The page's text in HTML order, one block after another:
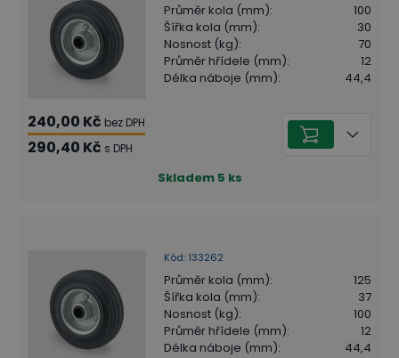
Průměr kola (mm):
100
Šířka kola (mm):
30
Nosnost (kg):
70
Průměr hřídele (mm):
12
Délka náboje (mm): 44,4
240,00 Kč bez DPH
290,40 Kč s DPH
Skladem 5 ks
Kód: 133262
Průměr kola (mm):
125
Šířka kola (mm):
37
Nosnost (kg):
100
Průměr hřídele (mm):
12
Délka náboje (mm): 44,4